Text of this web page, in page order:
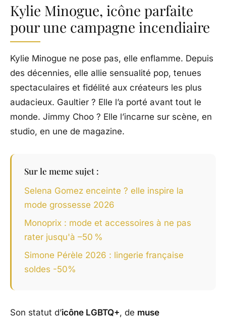
Kylie Minogue, icône parfaite
pour une campagne incendiaire
Kylie Minogue ne pose pas, elle enflamme. Depuis
des décennies, elle allie sensualité pop, tenues
spectaculaires et fidélité aux créateurs les plus
audacieux. Gaultier ? Elle l’a porté avant tout le
monde. Jimmy Choo ? Elle l’incarne sur scène, en
studio, en une de magazine.
Sur le meme sujet :
Selena Gomez enceinte ? elle inspire la
mode grossesse 2026
Monoprix : mode et accessoires à ne pas
rater jusqu'à –50 %
Simone Pérèle 2026 : lingerie française
soldes -50%
Son statut d’icône LGBTQ+, de muse